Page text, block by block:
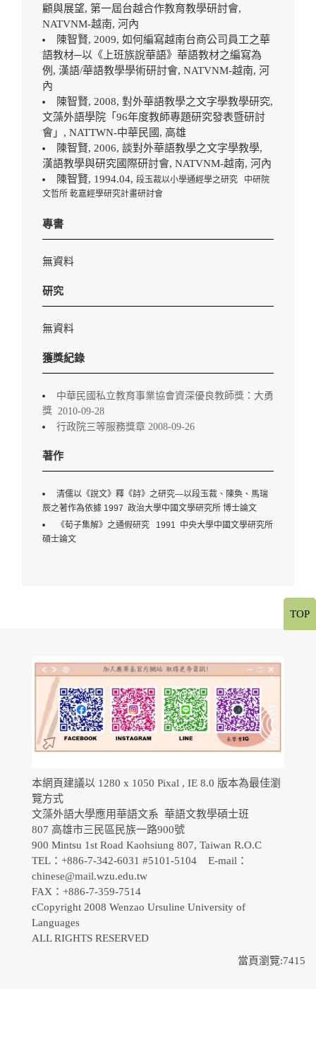
顧與展望, 第一屆台越合作教育教學研討會,
NATVNM-越南, 河內
陳智賢, 2009, 如何編寫越南台商公司員工之華
語教材─以《上班族說華語》華語教材之編寫為
例, 漢語/華語教學學術研討會, NATVNM-越南, 河
內
陳智賢, 2008, 對外華語教學之文字學教學研究,
文藻外語學院「96年度教師專題研究發表暨研討
會」, NATTWN-中華民國, 高雄
陳智賢, 2006, 談對外華語教學之文字學教學,
漢語教學與研究國際研討會, NATVNM-越南, 河內
陳智賢, 1994.04, 段玉裁以小學通經學之研究 中研院
文哲所 乾嘉經學研究計畫研討會
專書
無資料
研究
無資料
獲獎紀錄
中華民國私立教育事業協會資深優良教師獎：大勇
獎 2010-09-28
行政院三等服務獎章 2008-09-26
著作
清儒以《說文》釋《詩》之研究—以段玉裁、陳奐、馬瑞
辰之著作為依據 1997 政治大學中國文學研究所 博士論文
《荀子集解》之通假研究 1991 中央大學中國文學研究所
碩士論文
本網頁建議以 1280 x 1050 Pixal , IE 8.0 版本為最佳瀏
覽方式
文藻外語大學應用華語文系 華語文教學碩士班
807 高雄市三民區民族一路900號
900 Mintsu 1st Road Kaohsiung 807, Taiwan R.O.C
TEL：+886-7-342-6031 #5101-5104 E-mail：
chinese@mail.wzu.edu.tw
FAX：+886-7-359-7514
cCopyright 2008 Wenzao Ursuline University of
Languages
ALL RIGHTS RESERVED
當頁瀏覽:7415
TOP